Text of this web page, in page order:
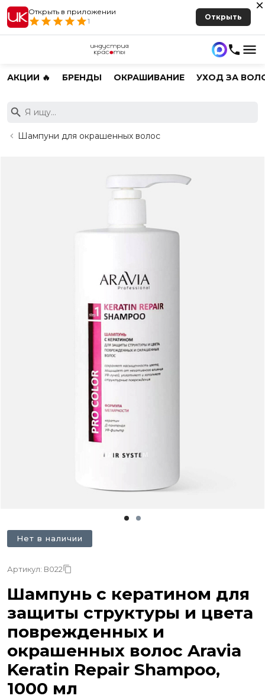
Открыть в приложении
1
Открыть
АКЦИИ 🔥 БРЕНДЫ ОКРАШИВАНИЕ УХОД ЗА
Шампуни для окрашенных волос
Нет в наличии
Артикул: В022
Шампунь с кератином для
защиты структуры и цвета
поврежденных и
окрашенных волос Aravia
Keratin Repair Shampoo,
1000 мл